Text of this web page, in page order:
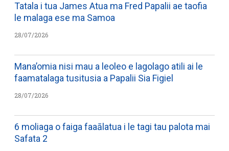
Tatala i tua James Atua ma Fred Papalii ae taofia
le malaga ese ma Samoa
28/07/2026
Mana’omia nisi mau a leoleo e lagolago atili ai le
faamatalaga tusitusia a Papalii Sia Figiel
28/07/2026
6 moliaga o faiga faaālatua i le tagi tau palota mai
Safata 2